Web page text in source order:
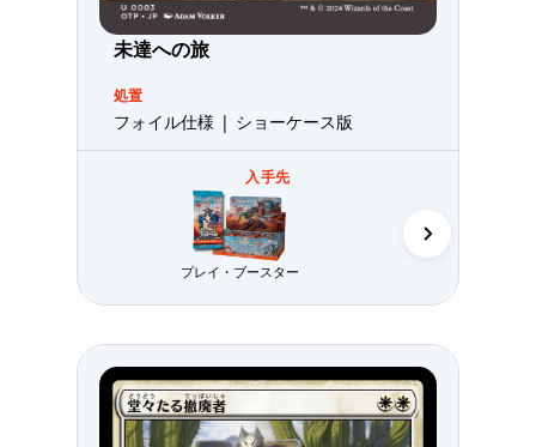
未達への旅
処置
フォイル仕様 | ショーケース版
入手先
プレイ・ブースター